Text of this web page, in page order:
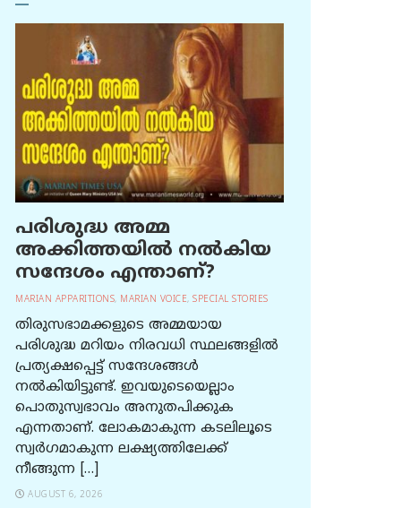
പരിശുദ്ധ അമ്മ
അക്കിത്തയില്‍ നല്‍കിയ
സന്ദേശം എന്താണ്?
MARIAN APPARITIONS, MARIAN VOICE, SPECIAL STORIES
തിരുസഭാമക്കളുടെ അമ്മയായ
പരിശുദ്ധ മറിയം നിരവധി സ്ഥലങ്ങളിൽ
പ്രത്യക്ഷപ്പെട്ട് സന്ദേശങ്ങൾ
നൽകിയിട്ടുണ്ട്. ഇവയുടെയെല്ലാം
പൊതുസ്വഭാവം അനുതപിക്കുക
എന്നതാണ്. ലോകമാകുന്ന കടലിലൂടെ
സ്വർഗമാകുന്ന ലക്ഷ്യത്തിലേക്ക്
നീങ്ങുന്ന […]
AUGUST 6, 2026